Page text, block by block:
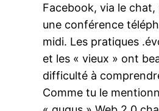
Facebook, via le
une conférence
midi. Les pratiques
et les « vieux » ont
difficulté à
Comme tu le